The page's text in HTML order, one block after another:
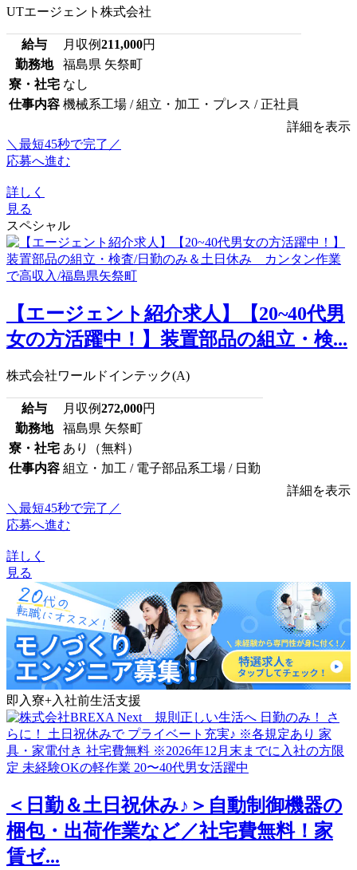
UTエージェント株式会社
給与 月収例211,000円
勤務地
福島県 矢祭町
寮・社宅 なし
仕事内容 機械系工場 / 組立・加工・プレス / 正社員
詳細を表示
＼最短45秒で完了／
応募へ進む
詳しく
見る
スペシャル
【エージェント紹介求人】【20~40代男
女の方活躍中！】装置部品の組立・検...
株式会社ワールドインテック(A)
給与 月収例272,000円
勤務地
福島県 矢祭町
寮・社宅 あり（無料）
仕事内容 組立・加工 / 電子部品系工場 / 日勤
詳細を表示
＼最短45秒で完了／
応募へ進む
詳しく
見る
即入寮+入社前生活支援
＜日勤＆土日祝休み♪＞自動制御機器の
梱包・出荷作業など／社宅費無料！家
賃ゼ...